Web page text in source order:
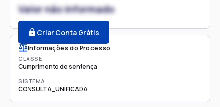
Valor não informado
Criar Conta Grátis
Informações do Processo
CLASSE
Cumprimento de sentença
SISTEMA
CONSULTA_UNIFICADA